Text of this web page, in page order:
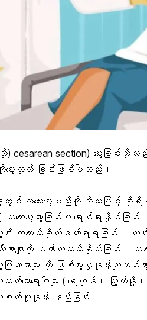
(သို့) cesarean section) မွေးခြ
ေးထုတ် ခြင်းဖြစ်ပါသည်။
ကလေးမွေးမည်ကို သိသဖြင့် စိုးရိ
ေးဖွားခြင်းမှ ရှောင်ရှားနိုင်ခြင်း
း ကလေးထိခိုက်ဒဏ်ရာရခြင်း၊ တင်းပ
ာများကို မတော်တဆထိခိုက်ခြင်း၊
နာများ ကို ဖြစ်ပွားမှုနှုန်းကျဆင်းသွာ
ရောဂါများ ( ရေယုန်၊ ကြွက်နို့၊
က်မှုနှုန်း နည်းခြင်း